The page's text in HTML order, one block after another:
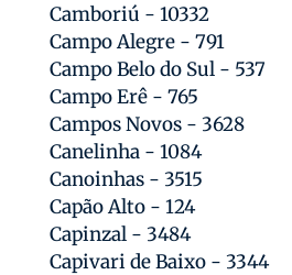
Camboriú - 10332
Campo Alegre - 791
Campo Belo do Sul - 537
Campo Erê - 765
Campos Novos - 3628
Canelinha - 1084
Canoinhas - 3515
Capão Alto - 124
Capinzal - 3484
Capivari de Baixo - 3344